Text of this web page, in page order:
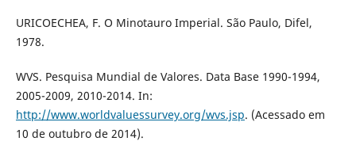
URICOECHEA, F. O Minotauro Imperial. São Paulo, Difel,
1978.
WVS. Pesquisa Mundial de Valores. Data Base 1990-1994,
2005-2009, 2010-2014. In:
http://www.worldvaluessurvey.org/wvs.jsp. (Acessado em
10 de outubro de 2014).